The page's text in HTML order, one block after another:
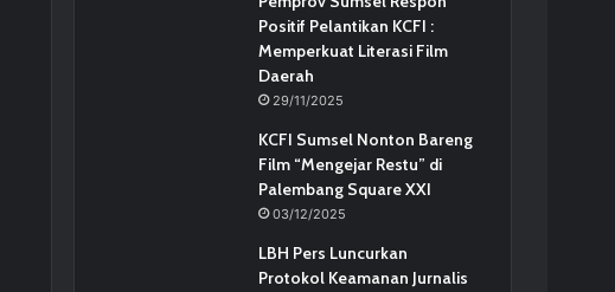
Positif Pelantikan KCFI :
Memperkuat Literasi Film
Daerah
29/11/2025
KCFI Sumsel Nonton Bareng
Film “Mengejar Restu” di
Palembang Square XXI
03/12/2025
LBH Pers Luncurkan
Protokol Keamanan Jurnalis